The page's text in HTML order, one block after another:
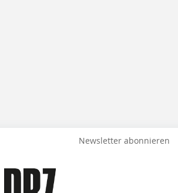
Newsletter abonnieren